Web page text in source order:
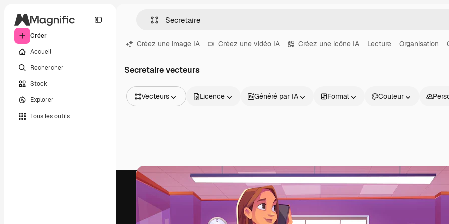
Créer
Accueil
Rechercher
Stock
Explorer
Tous les outils
Créez une image IA Créez une vidéo IA Créez une icône IA Lecture Organisation
Secretaire vecteurs
Vecteurs
Vidéos
Clips de vidéo
Graphiques animés
Templates vidéos
Modèles 3D
Polices
Licence Généré par IA Format Couleur
Produits